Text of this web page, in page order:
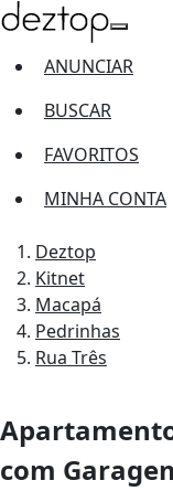
ANUNCIAR
BUSCAR
FAVORITOS
MINHA CONTA
Deztop
Kitnet
Macapá
Pedrinhas
Rua Três
com